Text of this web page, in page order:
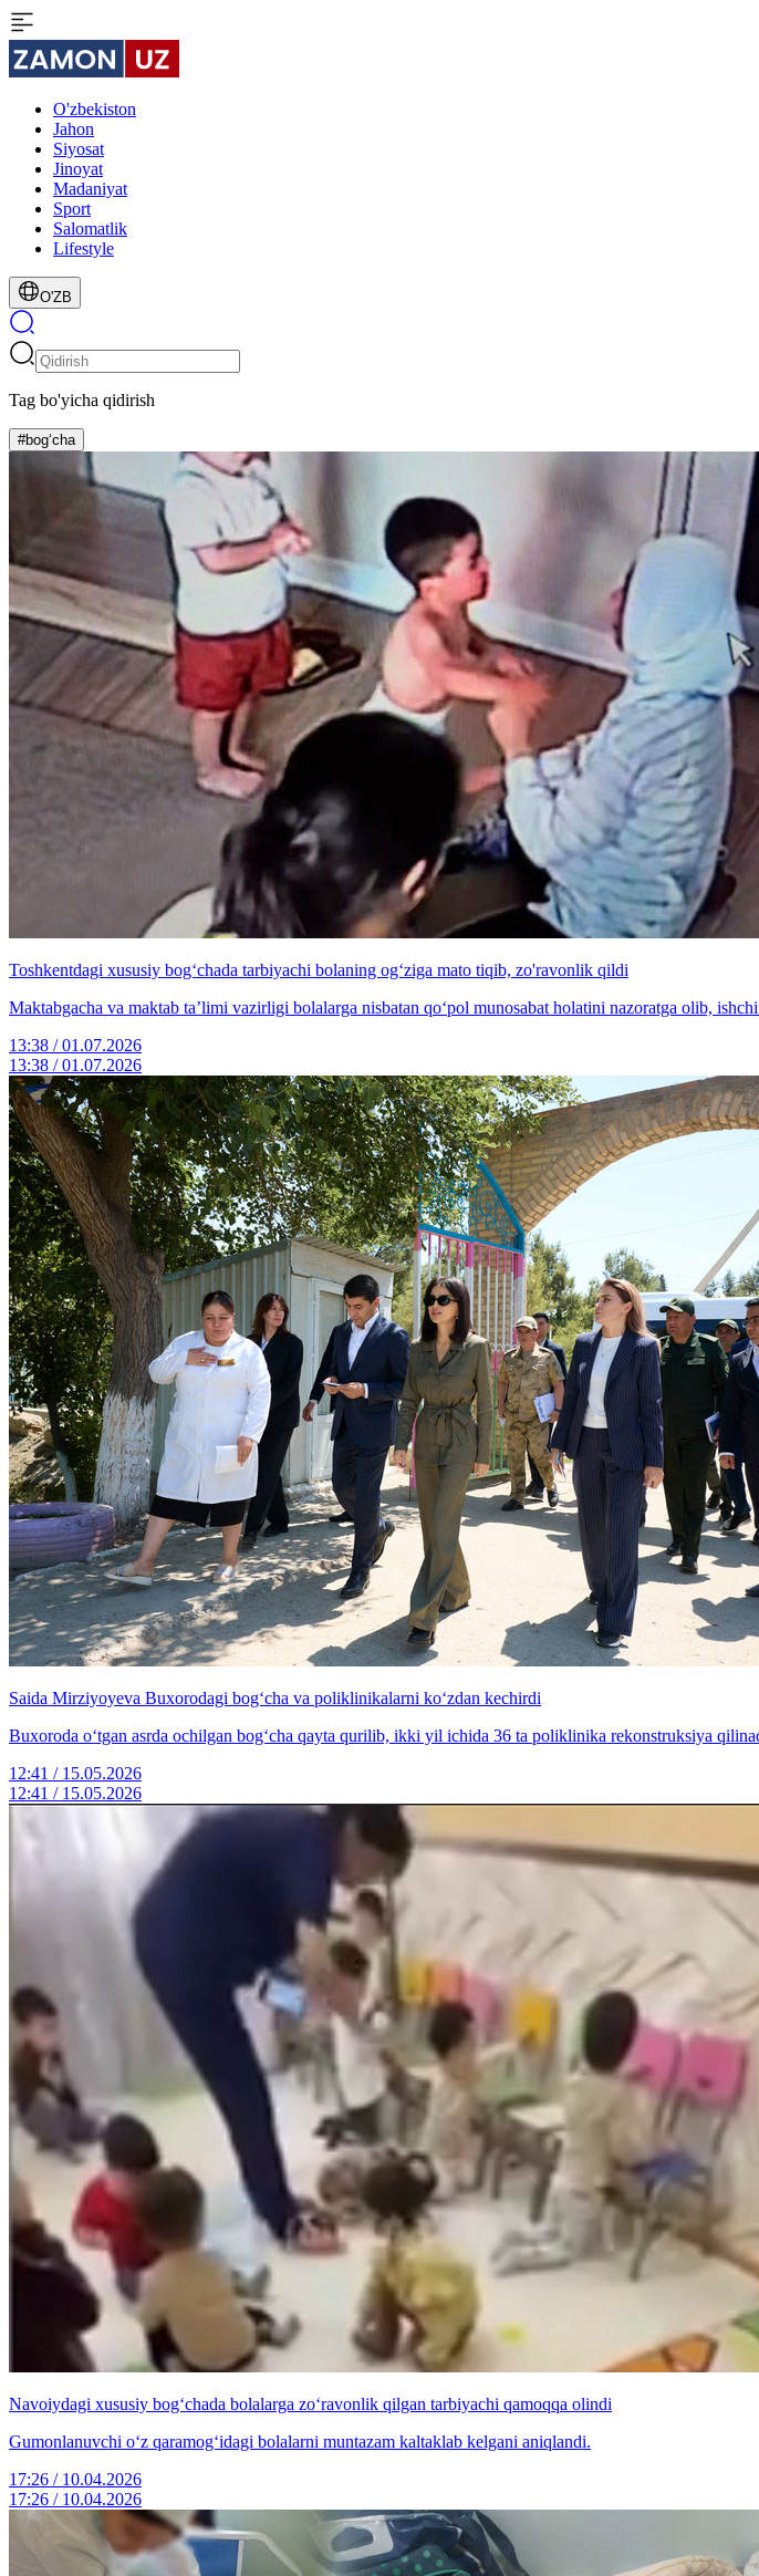
O'zbekiston
Jahon
Siyosat
Jinoyat
Madaniyat
Sport
Salomatlik
Lifestyle
O'ZB
Tag bo'yicha qidirish
#bog‘cha
Toshkentdagi xususiy bog‘chada tarbiyachi bolaning og‘ziga mato tiqib, zo'ravonlik qildi
Maktabgacha va maktab ta’limi vazirligi bolalarga nisbatan qo‘pol munosabat holatini nazoratga olib,
13:38 / 01.07.2026
13:38 / 01.07.2026
Saida Mirziyoyeva Buxorodagi bog‘cha va poliklinikalarni ko‘zdan kechirdi
Buxoroda o‘tgan asrda ochilgan bog‘cha qayta qurilib, ikki yil ichida 36 ta poliklinika rekonstruksiya
12:41 / 15.05.2026
12:41 / 15.05.2026
Navoiydagi xususiy bog‘chada bolalarga zo‘ravonlik qilgan tarbiyachi qamoqqa olindi
Gumonlanuvchi o‘z qaramog‘idagi bolalarni muntazam kaltaklab kelgani aniqlandi.
17:26 / 10.04.2026
17:26 / 10.04.2026